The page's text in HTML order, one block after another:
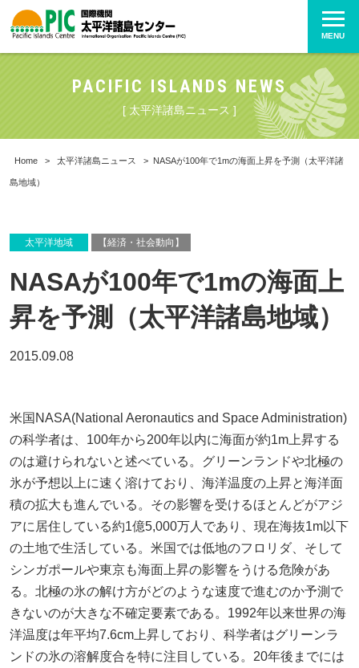
MENU
PACIFIC ISLANDS NEWS
[ 太平洋諸島ニュース ]
Home > 太平洋諸島ニュース > NASAが100年で1mの海面上昇を予測（太平洋諸
島地域）
太平洋地域 【経済・社会動向】
NASAが100年で1mの海面上
昇を予測（太平洋諸島地域）
2015.09.08
米国NASA(National Aeronautics and Space Administration)
の科学者は、100年から200年以内に海面が約1m上昇する
のは避けられないと述べている。グリーンランドや北極の
氷が予想以上に速く溶けており、海洋温度の上昇と海洋面
積の拡大も進んでいる。その影響を受けるほとんどがアジ
アに居住している約1億5,000万人であり、現在海抜1m以下
の土地で生活している。米国では低地のフロリダ、そして
シンガポールや東京も海面上昇の影響をうける危険があ
る。北極の氷の解け方がどのような速度で進むのか予測で
きないのが大きな不確定要素である。1992年以来世界の海
洋温度は年平均7.6cm上昇しており、科学者はグリーンラ
ンドの氷の溶解度合を特に注目している。20年後までには